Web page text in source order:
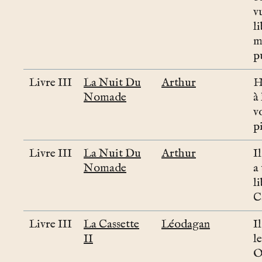
Livre III
La Nuit Du
Nomade
Arthur
à
Livre III
La Nuit Du
Nomade
Arthur
Il
a
Livre III
La Cassette
II
Léodagan
Il